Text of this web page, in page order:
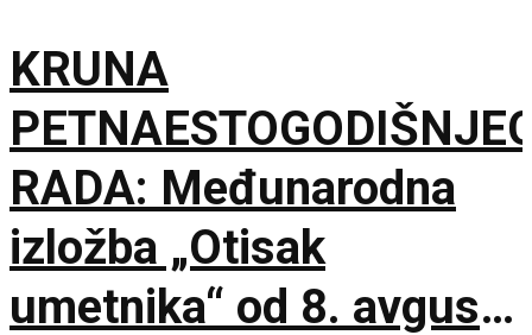
KRUNA
RADA: Međunarodna
izložba „Otisak
umetnika“ od 8. avgusta